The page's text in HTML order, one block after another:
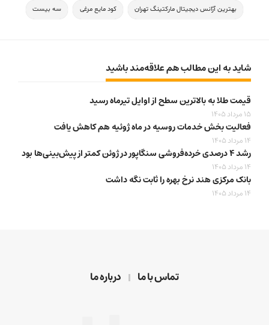
بهترین آژانس دیجیتال مارکتینگ تهران کود مایع مرغی سه بیست
شاید به این مطالب هم علاقه‌مند باشید
قیمت طلا به بالاترین سطح از اوایل تیرماه رسید
15 مرداد 1405
فعالیت بخش خدمات روسیه در ماه ژوئیه هم کاهش یافت
14 مرداد 1405
رشد ۴ درصدی خرده‌فروشی سنگاپور در ژوئن کمتر از پیش‌بینی‌ها بود
14 مرداد 1405
بانک مرکزی هند نرخ بهره را ثابت نگه داشت
14 مرداد 1405
تماس با ما درباره ما